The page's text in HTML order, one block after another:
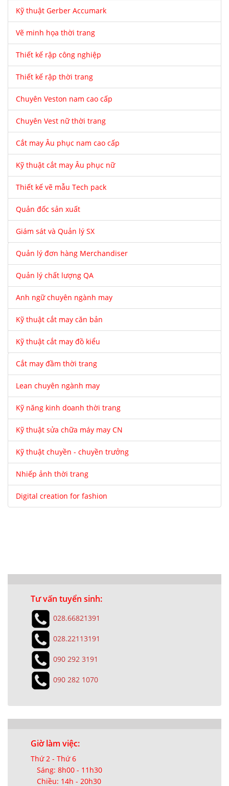
Kỹ thuật Gerber Accumark
Vẽ minh họa thời trang
Thiết kế rập công nghiệp
Thiết kế rập thời trang
Chuyên Veston nam cao cấp
Chuyên Vest nữ thời trang
Cắt may Âu phục nam cao cấp
Kỹ thuật cắt may Âu phục nữ
Thiết kế vẽ mẫu Tech pack
Quản đốc sản xuất
Giám sát và Quản lý SX
Quản lý đơn hàng Merchandiser
Quản lý chất lượng QA
Anh ngữ chuyên ngành may
Kỹ thuật cắt may căn bản
Kỹ thuật cắt may đồ kiểu
Cắt may đầm thời trang
Lean chuyên ngành may
Kỹ năng kinh doanh thời trang
Kỹ thuật sửa chữa máy may CN
Kỹ thuật chuyền - chuyền trưởng
Nhiếp ảnh thời trang
Digital creation for fashion
Tư vấn tuyển sinh:
028.66821391
028.22113191
090 292 3191
090 282 1070
Giờ làm việc:
Thứ 2 - Thứ 6
Sáng: 8h00 - 11h30
Chiều: 14h - 20h30